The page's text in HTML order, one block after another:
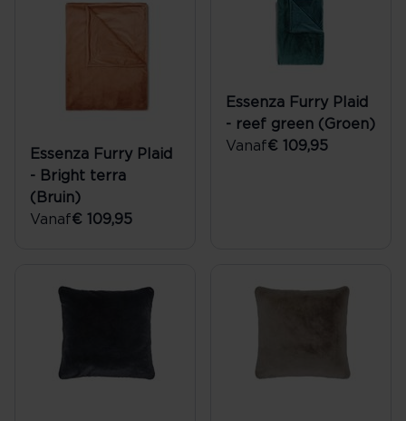
Essenza Furry Plaid
- Bright terra
(Bruin)
Vanaf€ 109,95
Essenza Furry Plaid
- reef green (Groen)
Vanaf€ 109,95